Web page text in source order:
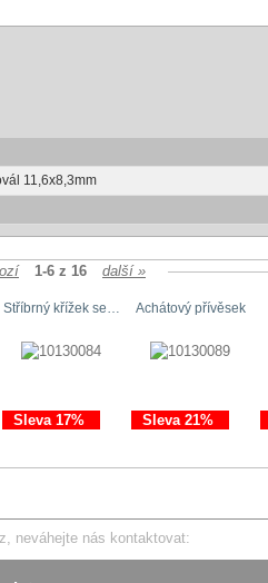
11,6x8,3mm
1-6 z 16 další »
Stříbrný křížek se…
Sleva 17%
Achátový přívěsek
Sleva 21%
neváhejte nás kontaktovat: